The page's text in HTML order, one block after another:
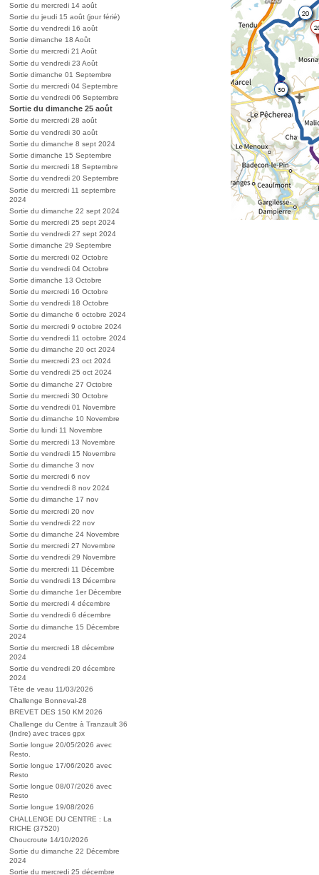
Sortie du mercredi 14 août
Sortie du jeudi 15 août (jour férié)
Sortie du vendredi 16 août
Sortie dimanche 18 Août
Sortie du mercredi 21 Août
Sortie du vendredi 23 Août
Sortie dimanche 01 Septembre
Sortie du mercredi 04 Septembre
Sortie du vendredi 06 Septembre
Sortie du dimanche 25 août
Sortie du mercredi 28 août
Sortie du vendredi 30 août
Sortie du dimanche 8 sept 2024
Sortie dimanche 15 Septembre
Sortie du mercredi 18 Septembre
Sortie du vendredi 20 Septembre
Sortie du mercredi 11 septembre
2024
Sortie du dimanche 22 sept 2024
Sortie du mercredi 25 sept 2024
Sortie du vendredi 27 sept 2024
Sortie dimanche 29 Septembre
Sortie du mercredi 02 Octobre
Sortie du vendredi 04 Octobre
Sortie dimanche 13 Octobre
Sortie du mercredi 16 Octobre
Sortie du vendredi 18 Octobre
Sortie du dimanche 6 octobre 2024
Sortie du mercredi 9 octobre 2024
Sortie du vendredi 11 octobre 2024
Sortie du dimanche 20 oct 2024
Sortie du mercredi 23 oct 2024
Sortie du vendredi 25 oct 2024
Sortie du dimanche 27 Octobre
Sortie du mercredi 30 Octobre
Sortie du vendredi 01 Novembre
Sortie du dimanche 10 Novembre
Sortie du lundi 11 Novembre
Sortie du mercredi 13 Novembre
Sortie du vendredi 15 Novembre
Sortie du dimanche 3 nov
Sortie du mercredi 6 nov
Sortie du vendredi 8 nov 2024
Sortie du dimanche 17 nov
Sortie du mercredi 20 nov
Sortie du vendredi 22 nov
Sortie du dimanche 24 Novembre
Sortie du mercredi 27 Novembre
Sortie du vendredi 29 Novembre
Sortie du mercredi 11 Décembre
Sortie du vendredi 13 Décembre
Sortie du dimanche 1er Décembre
Sortie du mercredi 4 décembre
Sortie du vendredi 6 décembre
Sortie du dimanche 15 Décembre
2024
Sortie du mercredi 18 décembre
2024
Sortie du vendredi 20 décembre
2024
Tête de veau 11/03/2026
Challenge Bonneval-28
BREVET DES 150 KM 2026
Challenge du Centre à Tranzault 36
(Indre) avec traces gpx
Sortie longue 20/05/2026 avec
Resto.
Sortie longue 17/06/2026 avec
Resto
Sortie longue 08/07/2026 avec
Resto
Sortie longue 19/08/2026
CHALLENGE DU CENTRE : La
RICHE (37520)
Choucroute 14/10/2026
Sortie du dimanche 22 Décembre
2024
Sortie du mercredi 25 décembre